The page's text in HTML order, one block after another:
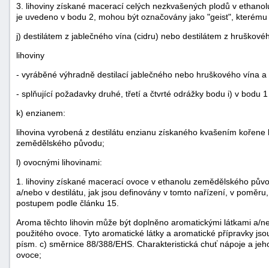
3. lihoviny získané macerací celých nezkvašených plodů v
je uvedeno v bodu 2, mohou být označovány jako "geist",
j) destilátem z jablečného vína (cidru) nebo destilátem z
lihoviny
- vyráběné výhradně destilací jablečného nebo hruškového vína a
- splňující požadavky druhé, třetí a čtvrté odrážky bodu i) v bodu
k) enzianem:
lihovina vyrobená z destilátu enzianu získaného kvašením
zemědělského původu;
l) ovocnými lihovinami:
1. lihoviny získané macerací ovoce v ethanolu zemědělského
a/nebo v destilátu, jak jsou definovány v tomto nařízení, v
postupem podle článku 15.
Aroma těchto lihovin může být doplněno aromatickými látkami a/
použitého ovoce. Tyto aromatické látky a aromatické přípravky
písm. c) směrnice 88/388/EHS. Charakteristická chuť nápoje a
ovoce;